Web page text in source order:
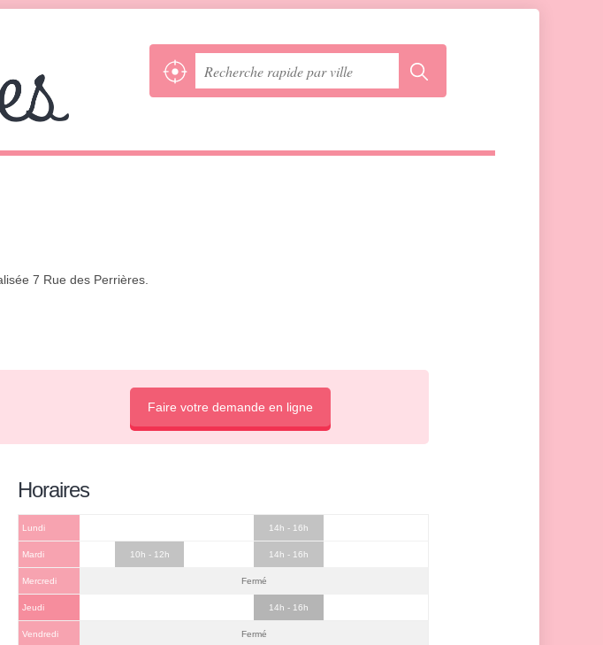
7 Rue des Perrières.
Faire votre demande en ligne
Horaires
Lundi 14h - 16h
Mardi 10h - 12h 14h - 16h
Mercredi Fermé
Jeudi 14h - 16h
Vendredi Fermé